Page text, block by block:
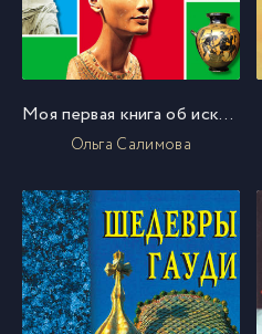
Моя первая книга об искусстве
Ольга Салимова